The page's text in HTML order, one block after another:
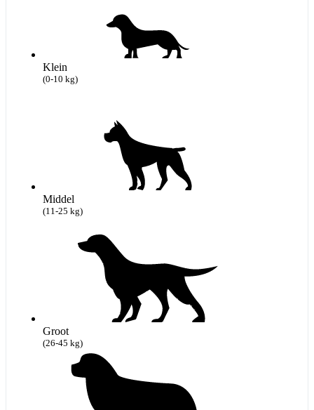
Klein
(0-10 kg)
Middel
(11-25 kg)
Groot
(26-45 kg)